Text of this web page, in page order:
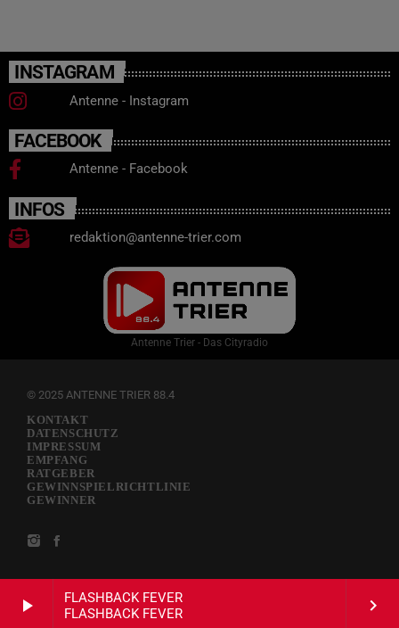
play_arrow
FLASHBACK FEVER
FLASHBACK FEVER
keyboard_arrow_right
INSTAGRAM
Antenne - Instagram
FACEBOOK
Antenne - Facebook
INFOS
redaktion@antenne-trier.com
Antenne Trier - Das Cityradio
© 2025 ANTENNE TRIER 88.4
KONTAKT
DATENSCHUTZ
IMPRESSUM
EMPFANG
RATGEBER
GEWINNSPIELRICHTLINIE
GEWINNER